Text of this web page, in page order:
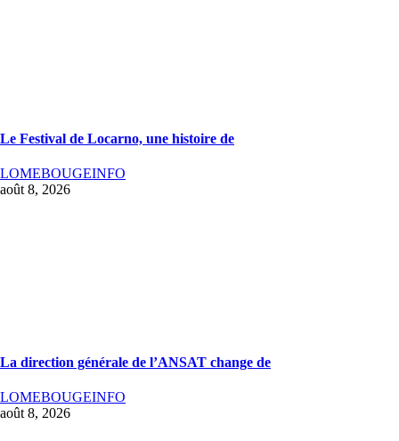
Le Festival de Locarno, une histoire de
LOMEBOUGEINFO
août 8, 2026
La direction générale de l’ANSAT change de
LOMEBOUGEINFO
août 8, 2026